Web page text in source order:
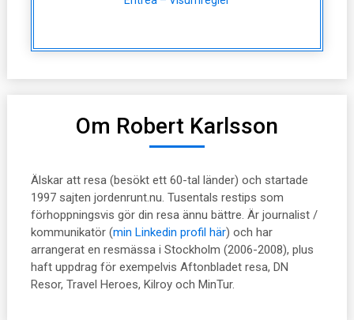
Om Robert Karlsson
Älskar att resa (besökt ett 60-tal länder) och startade
1997 sajten jordenrunt.nu. Tusentals restips som
förhoppningsvis gör din resa ännu bättre. Är journalist /
kommunikatör (min Linkedin profil här) och har
arrangerat en resmässa i Stockholm (2006-2008), plus
haft uppdrag för exempelvis Aftonbladet resa, DN
Resor, Travel Heroes, Kilroy och MinTur.